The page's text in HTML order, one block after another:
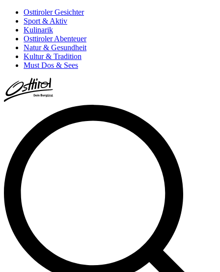
Osttiroler Gesichter
Sport & Aktiv
Kulinarik
Osttiroler Abenteuer
Natur & Gesundheit
Kultur & Tradition
Must Dos & Sees